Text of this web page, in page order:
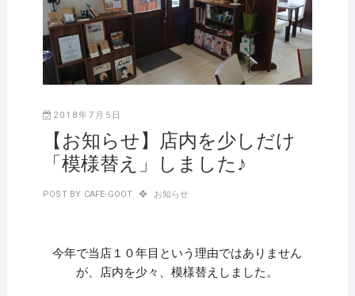
2018年7月5日
【お知らせ】店内を少しだけ
「模様替え」しました♪
POST BY CAFE-GOOT お知らせ
今年で当店１０年目という理由ではありません
が、店内を少々、模様替えしました。